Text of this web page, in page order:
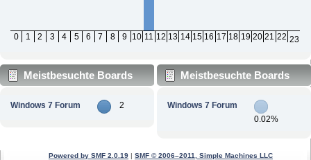
0 1 2 3 4 5 6 7 8 9 10 11 12 13 14 15 16 17 18 19 20 21 22 23
Meistbesuchte Boards
Windows 7 Forum 2
Meistbesuchte Boards
Windows 7 Forum
0.02%
Powered by SMF 2.0.19 | SMF © 2006–2011, Simple Machines LLC